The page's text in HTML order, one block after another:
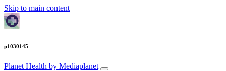
Skip to main content
p1030145
Planet Health by Mediaplanet